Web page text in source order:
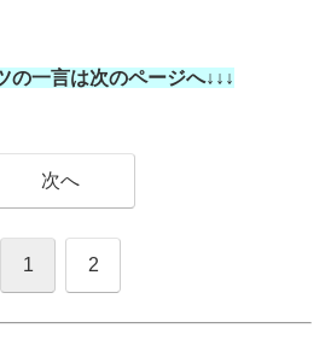
の一言は次のページへ↓↓↓
次へ
1 2